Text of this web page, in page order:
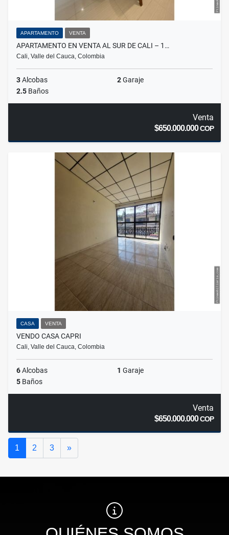
APARTAMENTO VENTA
APARTAMENTO EN VENTA AL SUR DE CALI – 1…
Cali, Valle del Cauca, Colombia
3Alcobas 2Garaje
2.5 Baños
Venta
$650.000.000COP
CASA VENTA
VENDO CASA CAPRI
Cali, Valle del Cauca, Colombia
6Alcobas 1 Garaje
5 Baños
Venta
$650.000.000COP
1 2 3 »Siguiente